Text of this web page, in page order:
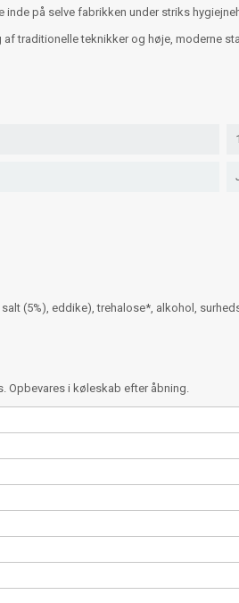
på selve fabrikken under striks
traditionelle teknikker og høje, moderne
(5%), eddike), trehalose*, alkohol,
Opbevares i køleskab efter åbning.